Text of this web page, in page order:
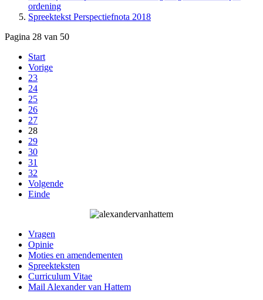
ordening
Spreektekst Perspectiefnota 2018
Pagina 28 van 50
Start
Vorige
23
24
25
26
27
28
29
30
31
32
Volgende
Einde
Vragen
Opinie
Moties en amendementen
Spreekteksten
Curriculum Vitae
Mail Alexander van Hattem